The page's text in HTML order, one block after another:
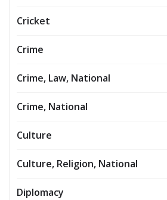
Cricket
Crime
Crime, Law, National
Crime, National
Culture
Culture, Religion, National
Diplomacy